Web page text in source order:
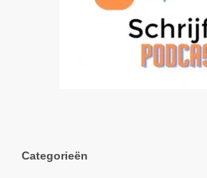
Categorieën